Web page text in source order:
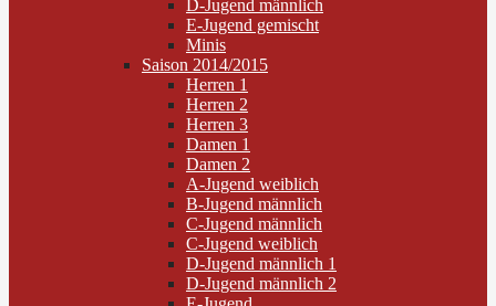
D-Jugend männlich
E-Jugend gemischt
Minis
Saison 2014/2015
Herren 1
Herren 2
Herren 3
Damen 1
Damen 2
A-Jugend weiblich
B-Jugend männlich
C-Jugend männlich
C-Jugend weiblich
D-Jugend männlich 1
D-Jugend männlich 2